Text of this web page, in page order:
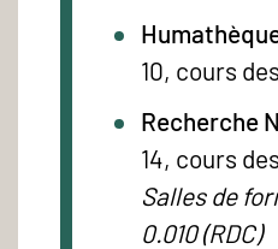
10, cours
Recherche
14, cours
Salles de
0.010 (RDC)